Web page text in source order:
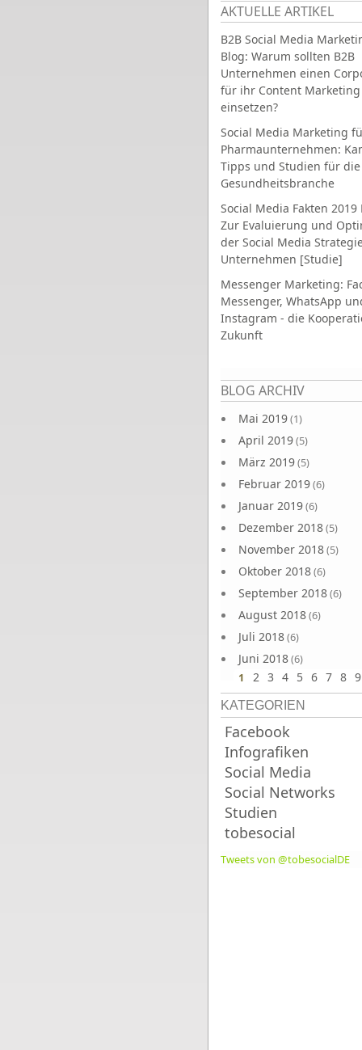
AKTUELLE ARTIKEL
B2B Social Media
Blog: Warum sollten B2B
Unternehmen einen
für ihr Content Marketing
einsetzen?
Social Media Marketing
Pharmaunternehmen:
Tipps und Studien für die
Gesundheitsbranche
Social Media Fakten 2019
Zur Evaluierung und
der Social Media
Unternehmen [Studie]
Messenger Marketing:
Messenger, WhatsApp
Instagram - die
Zukunft
BLOG ARCHIV
Mai 2019(1)
April 2019(5)
März 2019(5)
Februar 2019(6)
Januar 2019(6)
Dezember 2018(5)
November 2018(5)
Oktober 2018(6)
September 2018(6)
August 2018(6)
Juli 2018(6)
Juni 2018(6)
Seiten
1 2 3 4 5 6 7 8 9
KATEGORIEN
Facebook
Infografiken
Social Media
Social Networks
Studien
tobesocial
Tweets von @tobesocialDE